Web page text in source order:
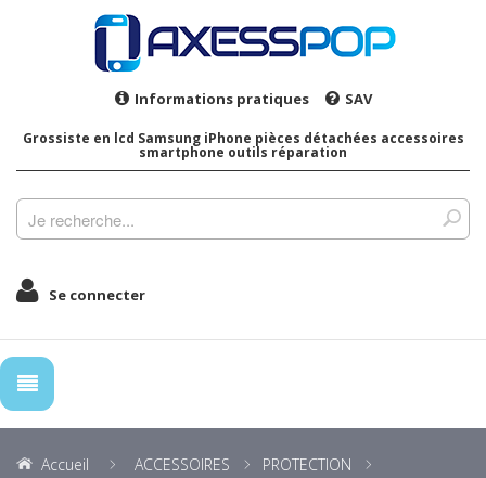
Informations pratiques SAV
Grossiste en lcd Samsung iPhone pièces détachées accessoires
smartphone outils réparation
Se connecter
Accueil ACCESSOIRES
PROTECTION